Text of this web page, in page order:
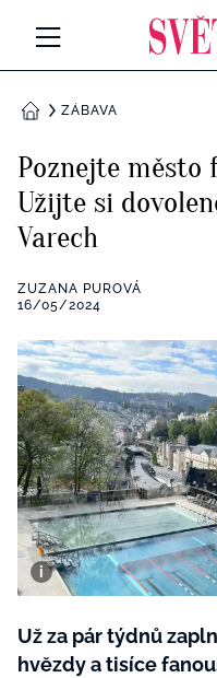
Všechny kategorie
Rozhovory
RETROHUBKY
Všechny kategorie
Seberozvoj
Všechny kategorie
Životní styl
ZÁBAVA
Všechny kategorie
Testy a kvízy
BYDLENÍ
Všechny kategorie
Tvoření
Rady a tipy
DOMŮZÁBAVA
Poznejte město
Užijte si
Varech
ZUZANA PUROVÁ
16/05/2024
Už za pár týdnů
hvězdy a tisíce